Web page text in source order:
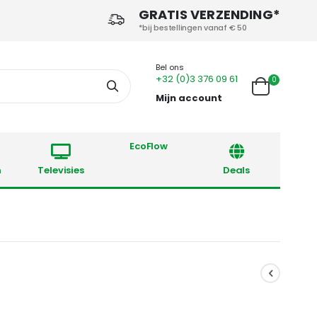
GRATIS VERZENDING*
*bij bestellingen vanaf € 50
Bel ons
+32 (0)3 376 09 61
Mijn account
Cart
0producten
Televisies
EcoFlow
Deals